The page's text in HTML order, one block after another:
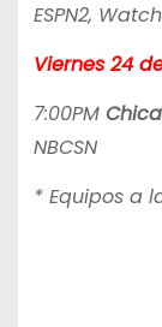
ESPN2,
Viernes 24
7:00PM
NBCSN
* Equipos a